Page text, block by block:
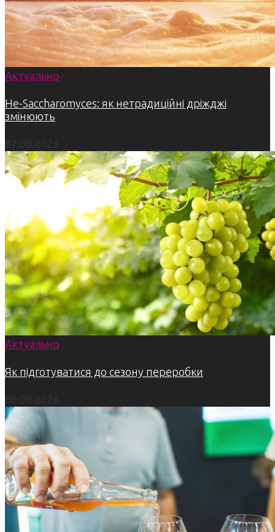
Актуально
Не-Saccharomyces: як нетрадиційні дріжджі
змінюють
Актуально
Як підготуватися до сезону переробки